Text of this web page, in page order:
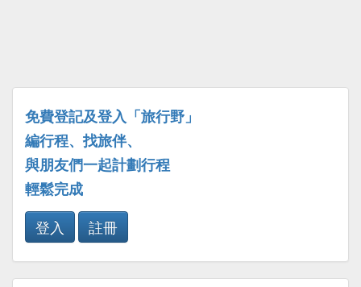
免費登記及登入「旅行野」
編行程、找旅伴、
與朋友們一起計劃行程
輕鬆完成
登入
註冊